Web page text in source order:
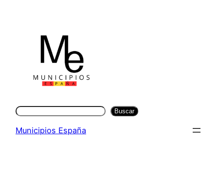
contenido
Buscar Buscar
Municipios España